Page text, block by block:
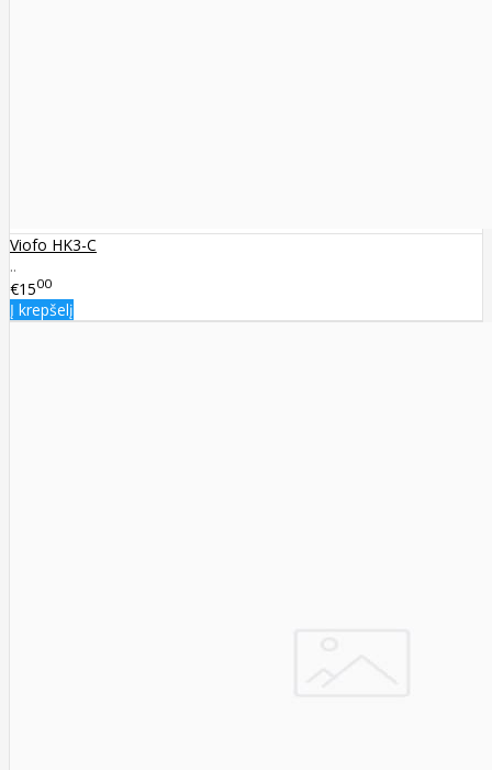
Viofo HK3-C
..
€1500
Į krepšelį